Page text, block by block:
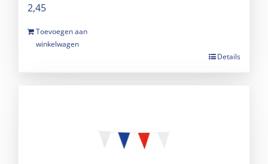
2,45
Toevoegen aan
winkelwagen
Details